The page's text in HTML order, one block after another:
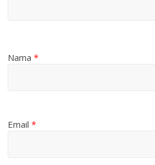
Nama*
Email*